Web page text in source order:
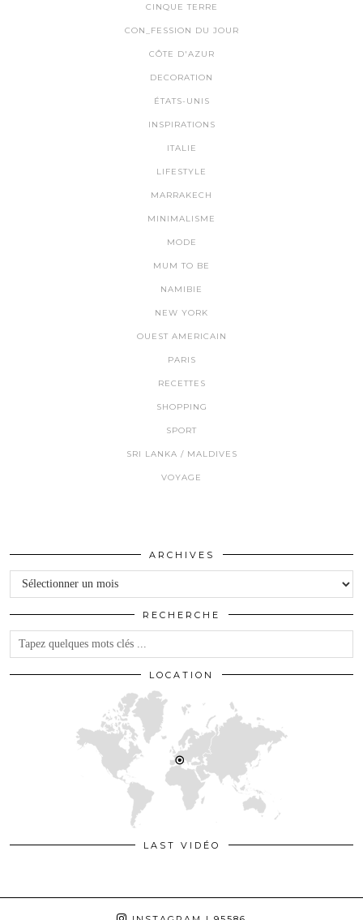
CINQUE TERRE
CON_FESSION DU JOUR
CÔTE D'AZUR
DECORATION
ÉTATS-UNIS
INSPIRATIONS
ITALIE
LIFESTYLE
MARRAKECH
MINIMALISME
MODE
MUM TO BE
NAMIBIE
NEW YORK
OUEST AMERICAIN
PARIS
RECETTES
SHOPPING
SPORT
SRI LANKA / MALDIVES
VOYAGE
ARCHIVES
Archives
RECHERCHE
LOCATION
LAST VIDÉO